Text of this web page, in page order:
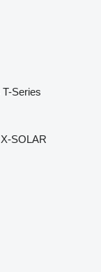
T-Series
X-SOLAR